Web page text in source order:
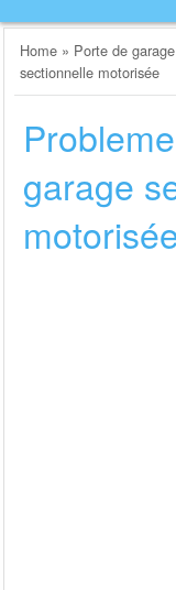
Home » Porte de garage
sectionnelle motorisée
garage